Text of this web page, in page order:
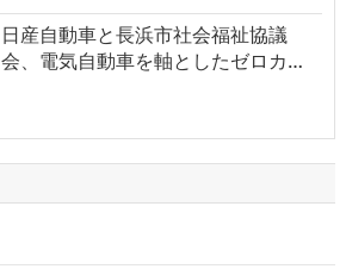
日産自動車と長浜市社会福祉協議
会、電気自動車を軸としたゼロカ…